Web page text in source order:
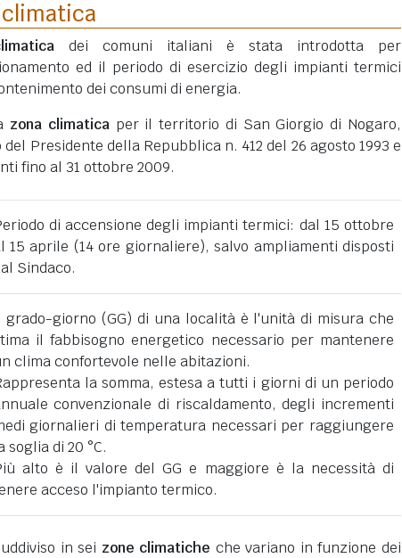
dei comuni italiani è stata introdotta per
ed il periodo di esercizio degli impianti termici
dei consumi di energia.
zona climaticaper il territorio di San Giorgio di Nogaro,
Presidente della Repubblica n. 412 del 26 agosto 1993 e
fino al 31 ottobre 2009.
di accensione degli impianti termici: dal 15 ottobre
15 aprile (14 ore giornaliere), salvo ampliamenti disposti
Sindaco.
grado-giorno (GG) di una località è l'unità di misura che
il fabbisogno energetico necessario per mantenere
clima confortevole nelle abitazioni.
la somma, estesa a tutti i giorni di un periodo
convenzionale di riscaldamento, degli incrementi
giornalieri di temperatura necessari per raggiungere
soglia di 20 °C.
alto è il valore del GG e maggiore è la necessità di
acceso l'impianto termico.
in sei zone climatiche che variano in funzione dei